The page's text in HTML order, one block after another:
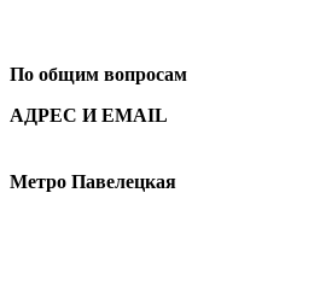
По общим вопросам
АДРЕС И EMAIL
Метро Павелецкая